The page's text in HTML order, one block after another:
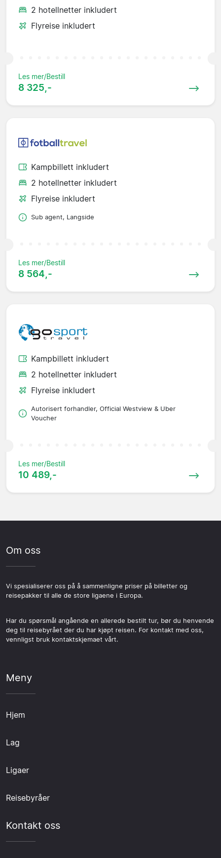
2 hotellnetter inkludert
Flyreise inkludert
Les mer/Bestill
8 325,-
Kampbillett inkludert
2 hotellnetter inkludert
Flyreise inkludert
Sub agent, Langside
Les mer/Bestill
8 564,-
Kampbillett inkludert
2 hotellnetter inkludert
Flyreise inkludert
Autorisert forhandler, Official Westview & Uber
Voucher
Les mer/Bestill
10 489,-
Om oss
Vi spesialiserer oss på å sammenligne priser på billetter og
reisepakker til alle de store ligaene i Europa.
Har du spørsmål angående en allerede bestilt tur, bør du henvende
deg til reisebyrået der du har kjøpt reisen. For kontakt med oss,
vennligst bruk kontaktskjemaet vårt.
Meny
Hjem
Lag
Ligaer
Reisebyråer
Kontakt oss